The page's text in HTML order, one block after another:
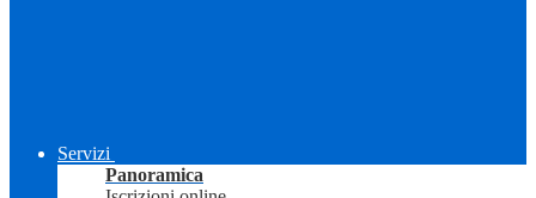
Servizi
Panoramica